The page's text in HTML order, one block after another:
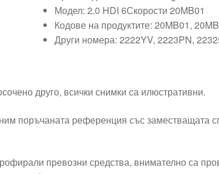
Модел: 2.0 HDI 6Скорости 20MB01
Кодове на продуктите: 20MB01,
Други номера: 2222YV, 2223PN,
друго, всички снимки са илюстративни.
поръчаната референция със заместващата
превозни средства, внимателно са